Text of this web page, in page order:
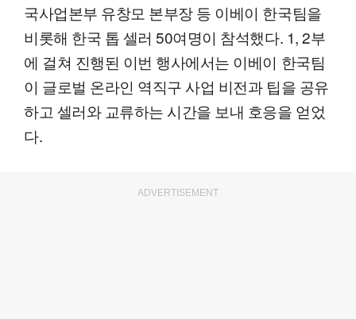
국사업본부 유창모 본부장 등 이베이 한국팀을
비롯해 한국 톱 셀러 50여명이 참석했다. 1, 2부
에 걸쳐 진행된 이번 행사에서는 이베이 한국팀
이 글로벌 온라인 역직구 사업 비전과 팁을 공유
하고 셀러와 교류하는 시간을 보내 호응을 얻었
다.
ADVERTISEMENT